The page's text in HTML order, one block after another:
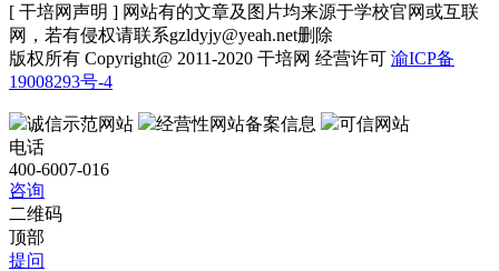
[ 干培网声明 ] 网站有的文章及图片均来源于学校官网或互联
网，若有侵权请联系gzldyjy@yeah.net删除
版权所有 Copyright@ 2011-2020 干培网 经营许可 渝ICP备
19008293号-4
诚信示范网站 经营性网站备案信息
可信网站
电话
400-6007-016
咨询
二维码
顶部
提问